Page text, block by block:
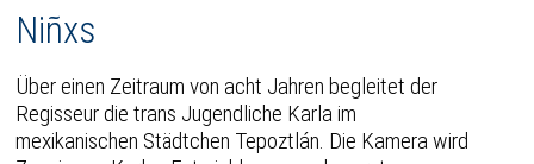
Niñxs
Über einen Zeitraum von acht Jahren begleitet der
Regisseur die trans Jugendliche Karla im
mexikanischen Städtchen Tepoztlán. Die Kamera wird